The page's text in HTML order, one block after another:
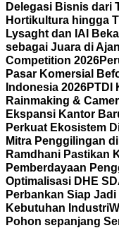
Delegasi Bisnis dari
Hortikultura hingga
Lysaght dan IAI
sebagai Juara di
Competition 2026
Pasar Komersial
Indonesia 2026PTDI
Rainmaking &
Ekspansi Kantor
Perkuat Ekosistem
Mitra Penggilingan
Ramdhani Pastikan
Pemberdayaan
Optimalisasi DHE
Perbankan Siap
Kebutuhan Industri
Pohon sepanjang